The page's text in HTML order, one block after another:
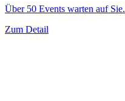
Über 50 Events warten auf Sie.
Zum Detail